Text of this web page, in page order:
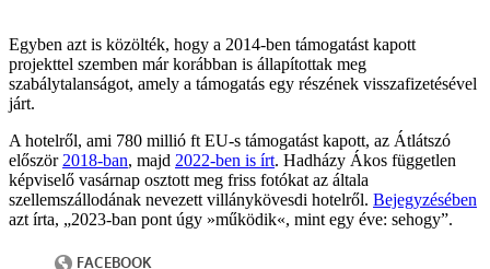
Egyben azt is közölték, hogy a 2014-ben támogatást kapott
projekttel szemben már korábban is állapítottak meg
szabálytalanságot, amely a támogatás egy részének visszafizetésével
járt.
A hotelről, ami 780 millió ft EU-s támogatást kapott, az Átlátszó
először 2018-ban, majd 2022-ben is írt. Hadházy Ákos független
képviselő vasárnap osztott meg friss fotókat az általa
szellemszállodának nevezett villánykövesdi hotelről. Bejegyzésében
azt írta, „2023-ban pont úgy »működik«, mint egy éve: sehogy”.